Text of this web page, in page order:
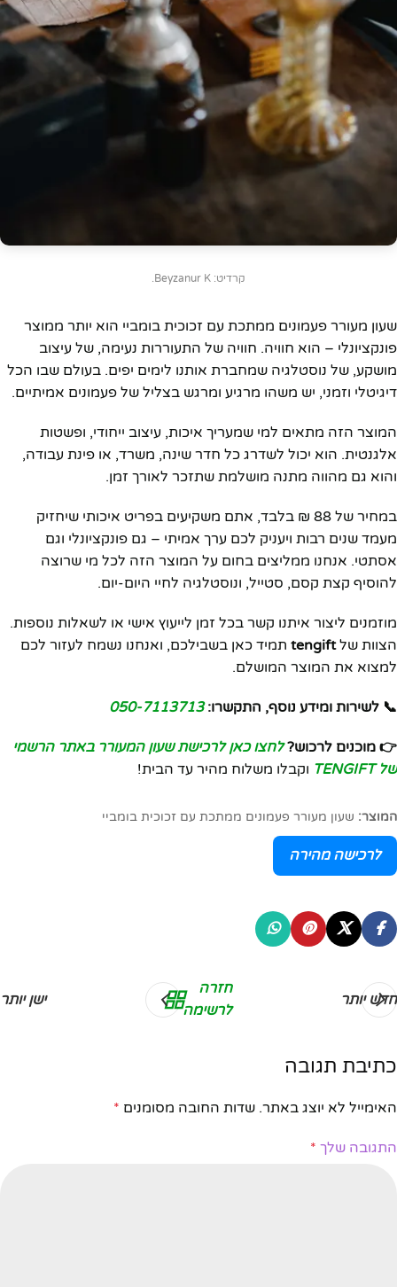
קרדיט: Beyzanur K.
שעון מעורר פעמונים ממתכת עם זכוכית בומביי הוא יותר ממוצר
פונקציונלי – הוא חוויה. חוויה של התעוררות נעימה, של עיצוב
מושקע, של נוסטלגיה שמחברת אותנו לימים יפים. בעולם שבו הכל
דיגיטלי וזמני, יש משהו מרגיע ומרגש בצליל של פעמונים אמיתיים.
המוצר הזה מתאים למי שמעריך איכות, עיצוב ייחודי, ופשטות
אלגנטית. הוא יכול לשדרג כל חדר שינה, משרד, או פינת עבודה,
והוא גם מהווה מתנה מושלמת שתזכר לאורך זמן.
במחיר של 88 ₪ בלבד, אתם משקיעים בפריט איכותי שיחזיק
מעמד שנים רבות ויעניק לכם ערך אמיתי – גם פונקציונלי וגם
אסתטי. אנחנו ממליצים בחום על המוצר הזה לכל מי שרוצה
להוסיף קצת קסם, סטייל, ונוסטלגיה לחיי היום-יום.
מוזמנים ליצור איתנו קשר בכל זמן לייעוץ אישי או לשאלות נוספות.
הצוות שלtengift תמיד כאן בשבילכם, ואנחנו נשמח לעזור לכם
למצוא את המוצר המושלם.
📞 לשירות ומידע נוסף, התקשרו: 050-7113713
👉 מוכנים לרכוש? לחצו כאן לרכישת שעון המעורר באתר הרשמי
של TENGIFT
וקבלו משלוח מהיר עד הבית!
המוצר: שעון מעורר פעמונים ממתכת עם זכוכית בומביי
לרכישה מהירה
חדש יותר
חזרה
לרשימה
ישן יותר
כתיבת תגובה
האימייל לא יוצג באתר. שדות החובה מסומנים *
התגובה שלך *